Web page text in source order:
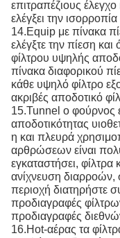
επιτραπέζιους
ελέγξει την
14.Equip με πίνακα
ελέγξτε την πίεση
φίλτρου υψηλής
πίνακα διαφορικού
κάθε υψηλό φίλτρο
ακριβές αποδοτικό
15.Tunnel ο φούρνος
αποδοτικότητας
η και πλευρά
αρθρώσεων είναι
εγκαταστήσει, φίλτρα
ανίχνευση
περιοχή διατηρήστε
προδιαγραφές
προδιαγραφές
16.Hot-αέρας τα